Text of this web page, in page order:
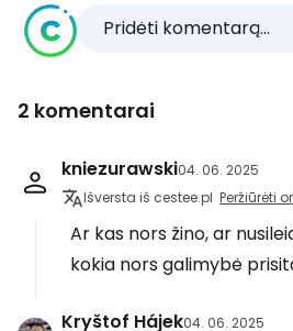
Pridėti komentarą...
2 komentarai
kniezurawski04. 06. 2025
Išversta iš cestee.pl Peržiūrėti
Ar kas nors žino, ar
kokia nors galimybė
Kryštof Hájek04. 06. 2025